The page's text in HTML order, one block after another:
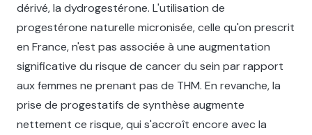
dérivé, la dydrogestérone. L'utilisation de
progestérone naturelle micronisée, celle qu'on prescrit
en France, n'est pas associée à une augmentation
significative du risque de cancer du sein par rapport
aux femmes ne prenant pas de THM. En revanche, la
prise de progestatifs de synthèse augmente
nettement ce risque, qui s'accroît encore avec la